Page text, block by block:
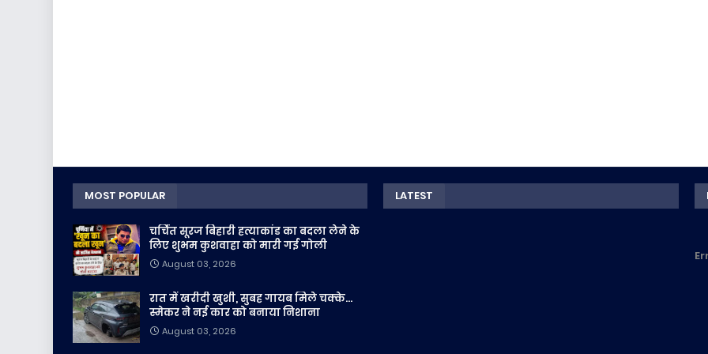
MOST POPULAR
चर्चित सूरज बिहारी हत्याकांड का बदला लेने के
लिए शुभम कुशवाहा को मारी गई गोली
August 03, 2026
रात में खरीदी खुशी, सुबह गायब मिले चक्के...
स्मेकर ने नई कार को बनाया निशाना
August 03, 2026
LATEST